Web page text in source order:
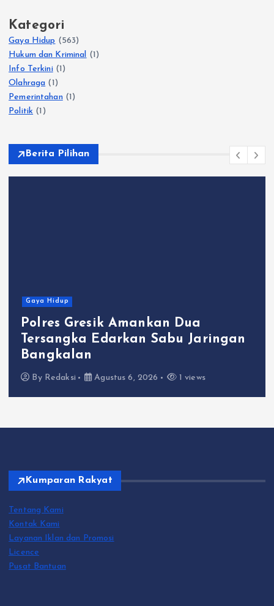
Polres Gresik Amankan Dua Tersangka Edarkan Sabu Jaringan
Bangkalan
Operasi Kemanusiaan Polres Bondowoso Berhasil Evakuasi Dua
Jenazah di Gunung Piramid
Polres Lumajang Buat Fire Break Darurat Antisipasi Karhutla
TNBTS Meluas
Hukum dan Kriminal(1)
ByRedaksi Agustus 6, 2026 1 views